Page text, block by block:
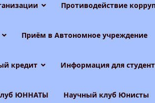
Противодействие
Приём в Автономное учреждение
кредит Информация для
ЮННАТЫ Научный клуб Юнисты